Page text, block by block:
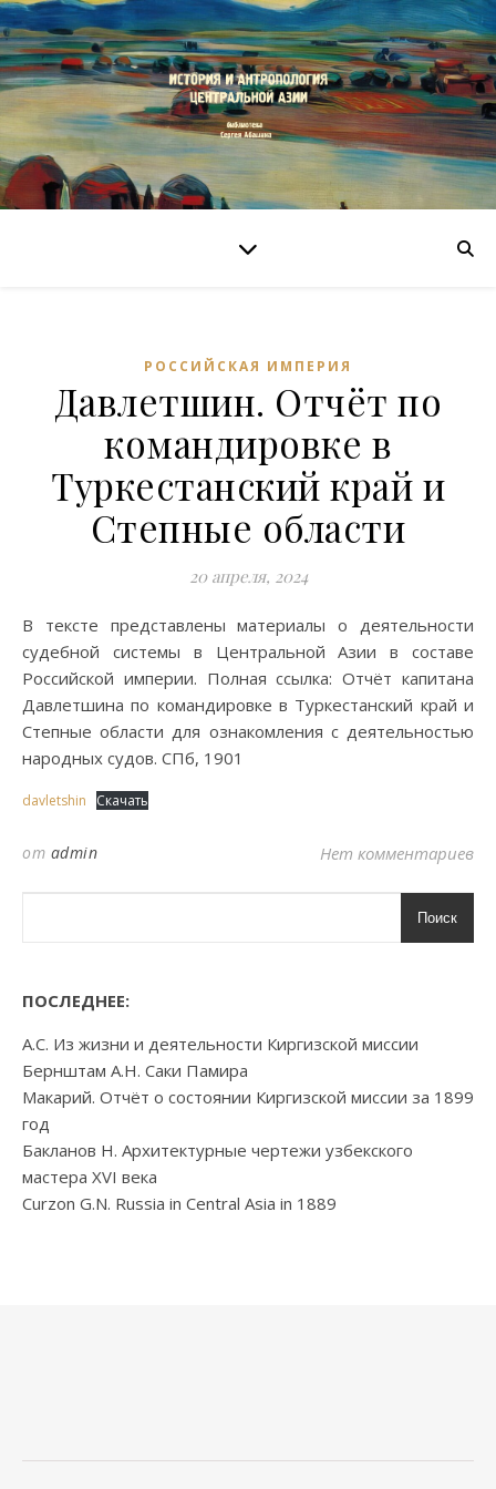
РОССИЙСКАЯ ИМПЕРИЯ
Давлетшин. Отчёт по
командировке в
Туркестанский край и
Степные области
20 апреля, 2024
В тексте представлены материалы о деятельности
судебной системы в Центральной Азии в составе
Российской империи. Полная ссылка: Отчёт капитана
Давлетшина по командировке в Туркестанский край и
Степные области для ознакомления с деятельностью
народных судов. СПб, 1901
davletshin Скачать
от admin Нет комментариев
Поиск
ПОСЛЕДНЕЕ:
А.С. Из жизни и деятельности Киргизской миссии
Бернштам А.Н. Саки Памира
Макарий. Отчёт о состоянии Киргизской миссии за 1899
год
Бакланов Н. Архитектурные чертежи узбекского
мастера XVI века
Curzon G.N. Russia in Central Asia in 1889